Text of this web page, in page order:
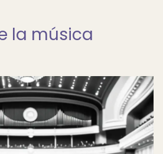
la música